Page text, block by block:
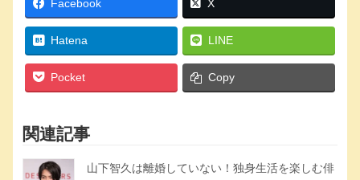
Facebook X
Hatena LINE
Pocket Copy
関連記事
山下智久は離婚していない！独身生活を楽しむ俳